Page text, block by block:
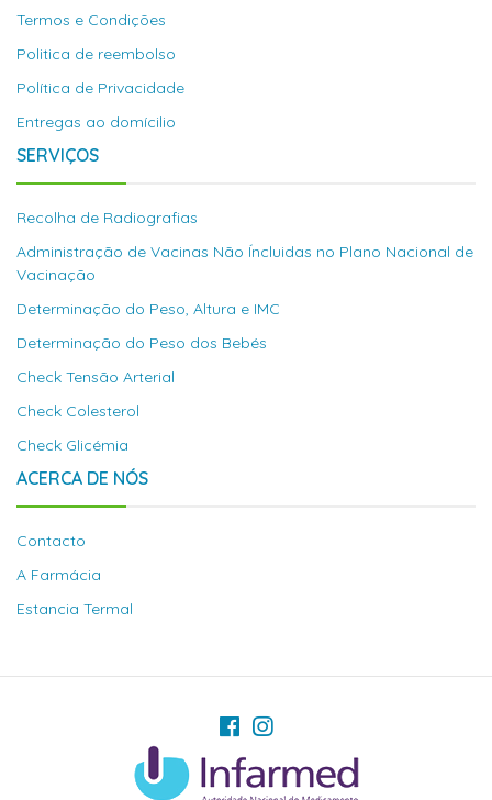
Termos e Condições
Politica de reembolso
Política de Privacidade
Entregas ao domícilio
SERVIÇOS
Recolha de Radiografias
Administração de Vacinas Não Íncluidas no Plano Nacional de
Vacinação
Determinação do Peso, Altura e IMC
Determinação do Peso dos Bebés
Check Tensão Arterial
Check Colesterol
Check Glicémia
ACERCA DE NÓS
Contacto
A Farmácia
Estancia Termal